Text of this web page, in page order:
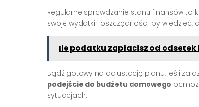
Regularne sprawdzanie stanu finansów to
swoje wydatki i oszczędności, by wiedzieć,
Ile podatku zapłacisz od
Bądź gotowy na adjustację planu, jeśli
podejście do budżetu domowego
sytuacjach.